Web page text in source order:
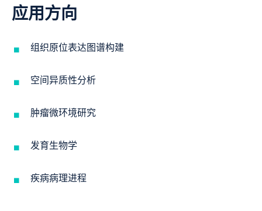
应用方向
组织原位表达图谱构建
空间异质性分析
肿瘤微环境研究
发育生物学
疾病病理进程